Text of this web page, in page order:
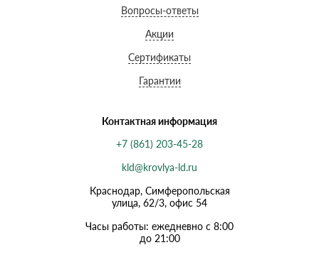
Вопросы-ответы
Акции
Сертификаты
Гарантии
Контактная информация
+7 (861) 203-45-28
kld@krovlya-ld.ru
Краснодар, Симферопольская
улица, 62/3, офис 54
Часы работы: ежедневно с 8:00
до 21:00